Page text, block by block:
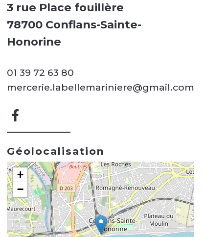
3 rue Place fouillère
78700 Conflans-Sainte-
Honorine
01 39 72 63 80
mercerie.labellemariniere@gmail.com
Géolocalisation
+
−